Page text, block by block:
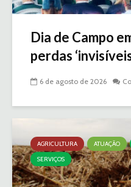
Dia de Campo
perdas
6 de agosto de 2026
AGRICULTURA ATUAÇÃO
SERVIÇOS